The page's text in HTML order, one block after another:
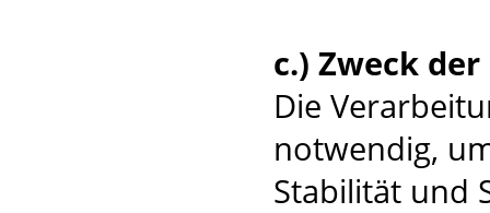
c.) Zweck
Die
notwendig,
Stabilität und